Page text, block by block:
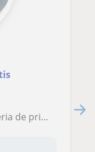
matemáticas o biología